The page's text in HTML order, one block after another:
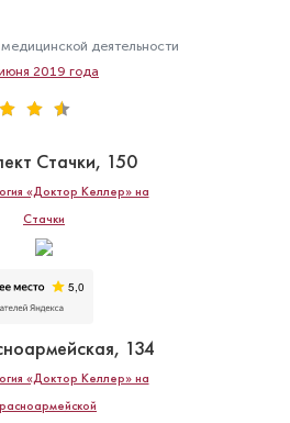
деятельности
2019 года
Стачки, 150
«Доктор Келлер» на
Стачки
134
«Доктор Келлер» на